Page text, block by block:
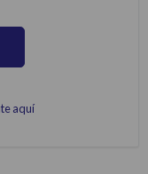
aquí